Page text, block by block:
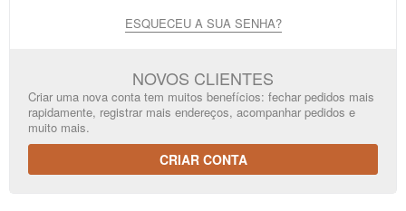
ESQUECEU A SUA SENHA?
NOVOS CLIENTES
Criar uma nova conta tem muitos benefícios: fechar pedidos mais
rapidamente, registrar mais endereços, acompanhar pedidos e
muito mais.
CRIAR CONTA